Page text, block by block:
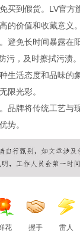
买到假货。LV官
的价值和收藏意
避免长时间暴露
污，及时擦拭污渍
生活态度和品味
限光彩。
品牌将传统工艺
势。
花 握手 雷人